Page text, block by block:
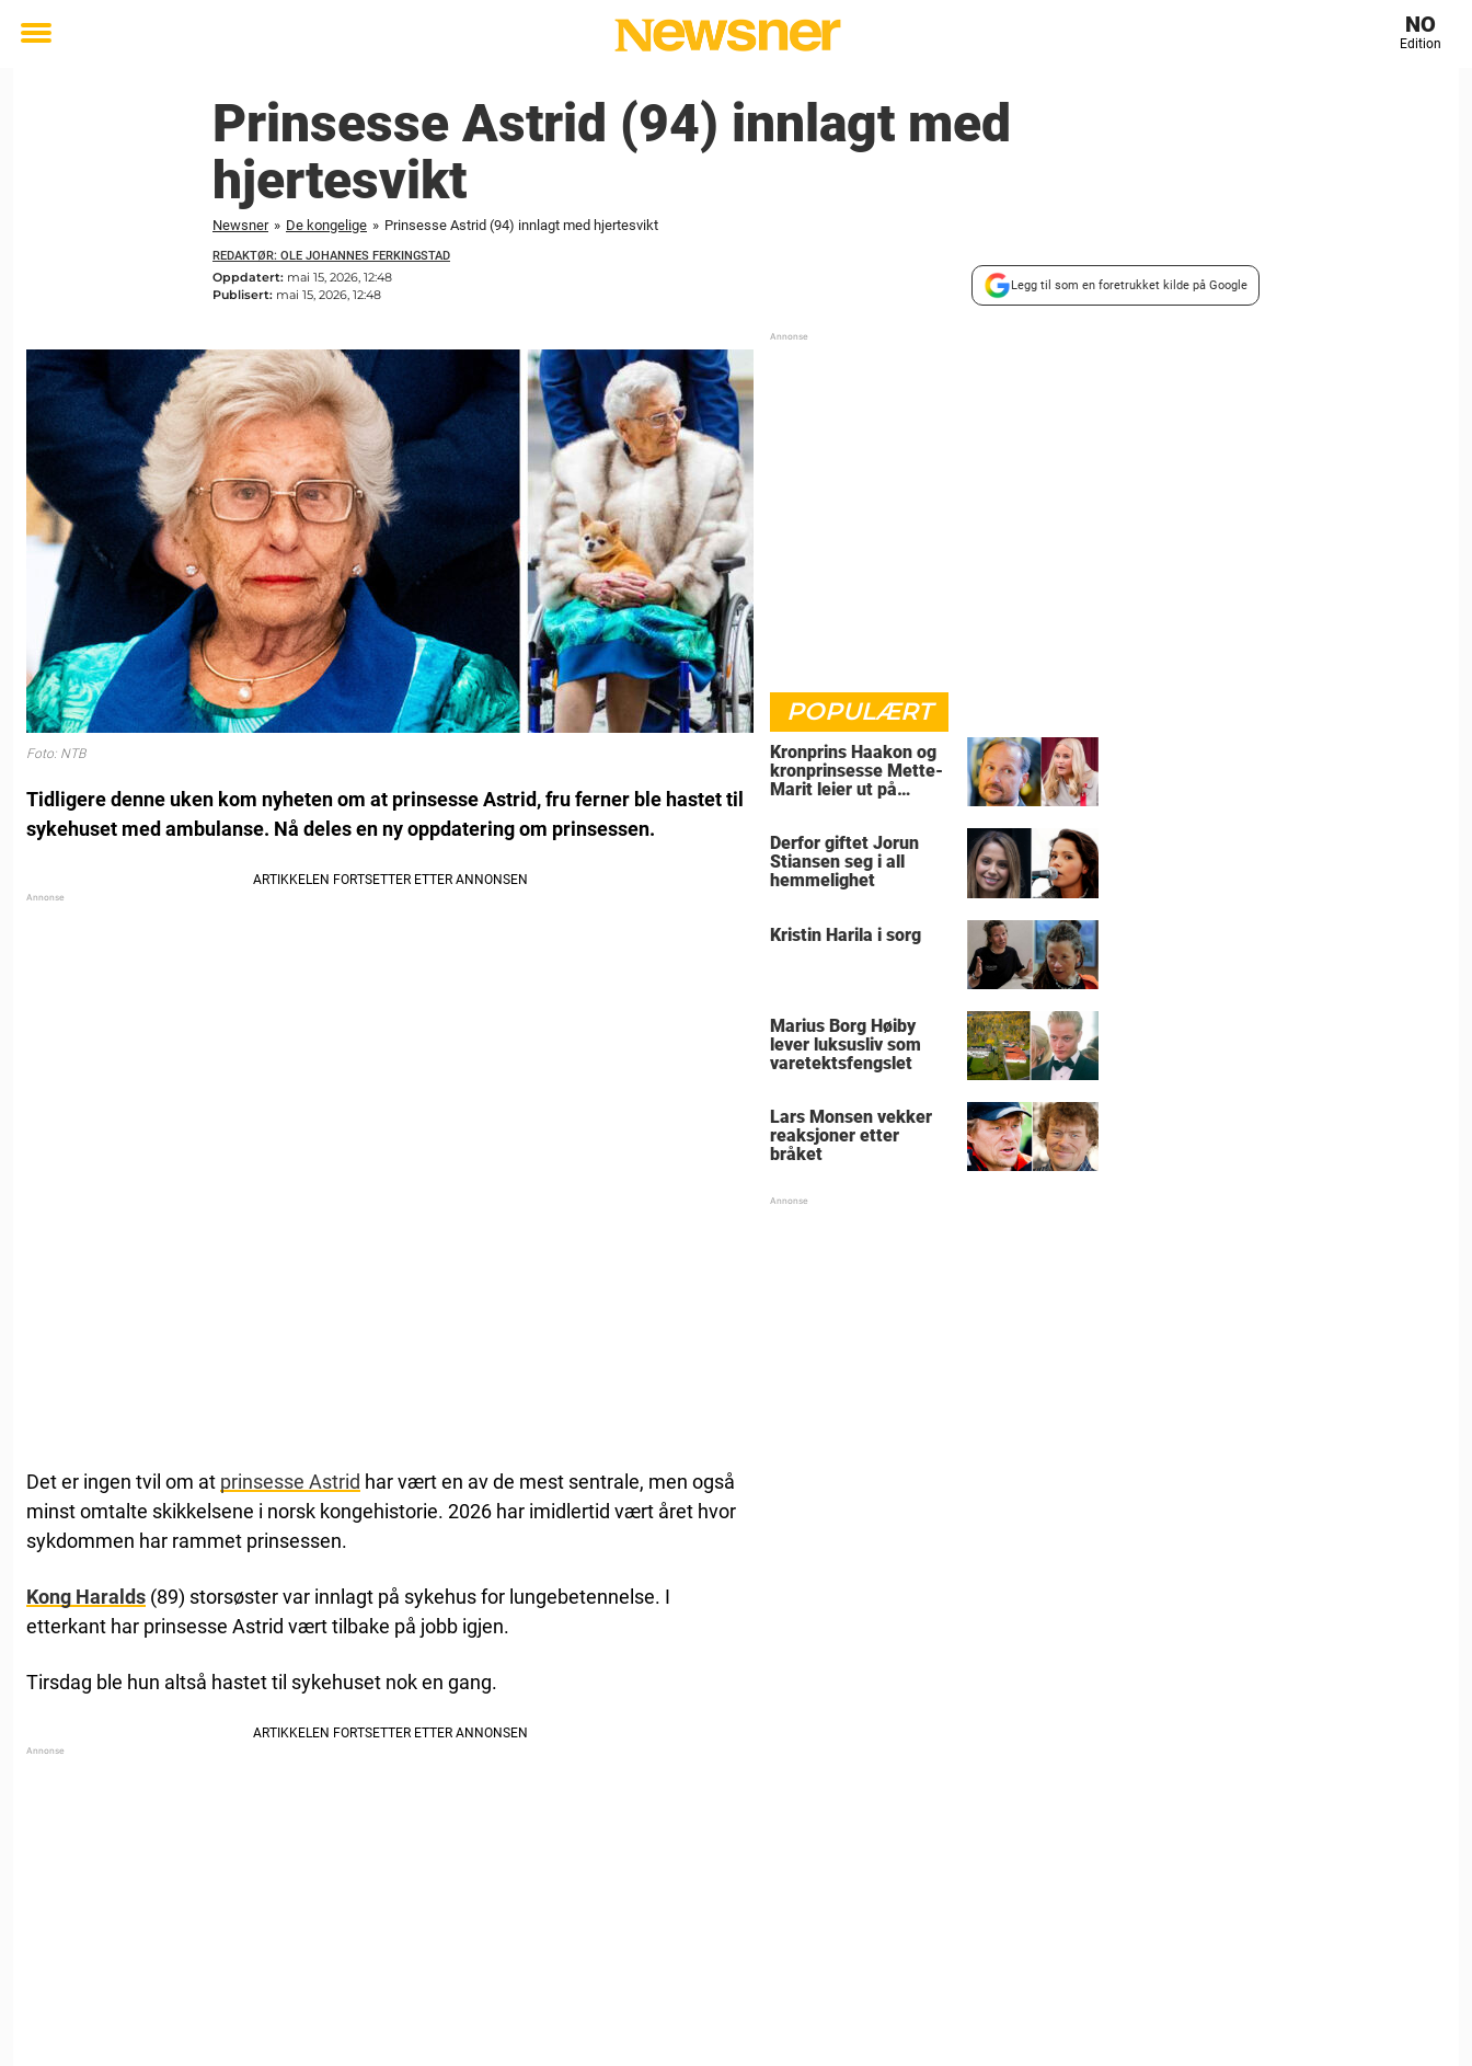
Toggle
NO
Edition
Prinsesse Astrid (94) innlagt med
hjertesvikt
Newsner » De kongelige » Prinsesse Astrid (94) innlagt med hjertesvikt
REDAKTØR: OLE JOHANNES FERKINGSTAD
Oppdatert: mai 15, 2026, 12:48
Publisert: mai 15, 2026, 12:48
Legg til som en foretrukket kilde på Google
Foto: NTB
Tidligere denne uken kom nyheten om at prinsesse Astrid, fru ferner ble hastet til
sykehuset med ambulanse. Nå deles en ny oppdatering om prinsessen.
Det er ingen tvil om at prinsesse Astrid har vært en av de mest sentrale, men også
minst omtalte skikkelsene i norsk kongehistorie. 2026 har imidlertid vært året hvor
sykdommen har rammet prinsessen.
Kong Haralds (89) storsøster var innlagt på sykehus for lungebetennelse. I
etterkant har prinsesse Astrid vært tilbake på jobb igjen.
Tirsdag ble hun altså hastet til sykehuset nok en gang.
POPULÆRT
Kronprins Haakon og
kronprinsesse Mette-
Marit leier ut på
Derfor giftet Jorun
Stiansen seg i all
hemmelighet
Kristin Harila i sorg
Marius Borg Høiby
lever luksusliv som
varetektsfengslet
Lars Monsen vekker
reaksjoner etter
bråket